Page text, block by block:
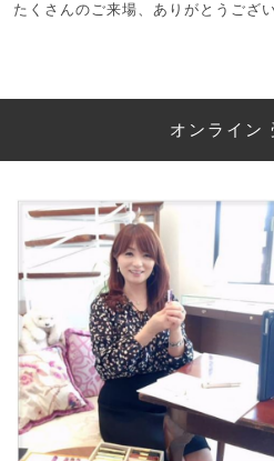
たくさんのご来場、ありがとうござ
オンライン